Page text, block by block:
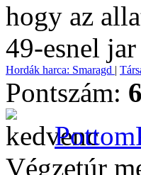
hogy az
49-esnel
Hordák harca: Smaragd |
Pontszám:
Végzetúr